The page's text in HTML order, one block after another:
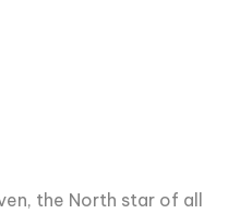
the North star of all